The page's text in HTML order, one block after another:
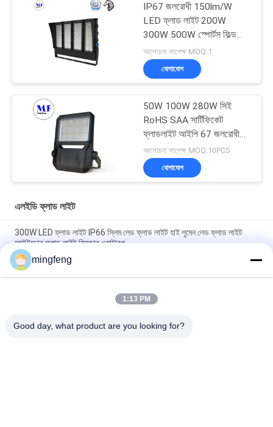
IP67 জলরোধী 150lm/W
LED ফ্লাড লাইট 200W
300W 500W স্পোর্টস ফিল্ড
এবং টেনিস কোর্টের জন্য
আলোচনা সাপেক্ষ MOQ:1
যোগাযোগ
50W 100W 280W সিই
RoHS SAA সার্টিফিকেট
ফ্লাডলাইট আইপি 67 জলরোধী
এলইডি প্রজেক্টর লাইট
আলোচনা সাপেক্ষ MOQ:10PCS
যোগাযোগ
এলইডি ফ্লাড লাইট
300W LED ফ্লাড লাইট IP66 স্লিম লেড ফ্লাড লাইট হাই লুমেন লেড ফ্লাড লাইট
আউটডোর ফ্লাড লাইট ফিক্সচার ওয়াটারপ
হাই পাওয়ার হাই মাস্ট ফ্লাড লাইট IP66 400W রাস্তা এবং হাইওয়ে
IP65 180lm/W LED ফ্লাড লাইট সহ জরুরী সেন্সর 120 ডিগ্রি আলোর কোণ
mingfeng
1:13 PM
Good day, what product are you looking for?